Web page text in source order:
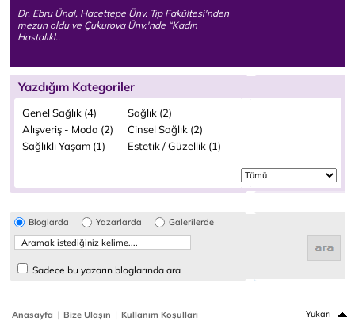
Dr. Ebru Ünal, Hacettepe Ünv. Tıp Fakültesi'nden
mezun oldu ve Çukurova Ünv.'nde “Kadın
Hastalıkl..
Yazdığım Kategoriler
Genel Sağlık (4)
Sağlık (2)
Alışveriş - Moda (2)
Cinsel Sağlık (2)
Sağlıklı Yaşam (1)
Estetik / Güzellik (1)
Bloglarda Yazarlarda Galerilerde
Sadece bu yazarın bloglarında ara
Anasayfa | Bize Ulaşın | Kullanım Koşulları Yukarı